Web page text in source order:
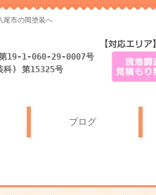
市の岡塗装へ
第19-1-060-29-0007号
科) 第15325号
ブログ